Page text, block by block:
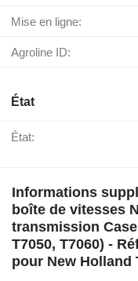
Mise en ligne:
Agroline ID:
État
État:
Informations
boîte de vitesses
transmission Case
T7050, T7060) -
pour New Holland